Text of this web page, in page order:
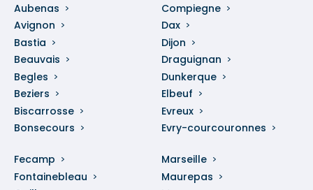
Aubenas
Avignon
Bastia
Beauvais
Begles
Beziers
Biscarrosse
Bonsecours
Compiegne
Dax
Dijon
Draguignan
Dunkerque
Elbeuf
Evreux
Evry-courcouronnes
Fecamp
Fontainebleau
Marseille
Maurepas